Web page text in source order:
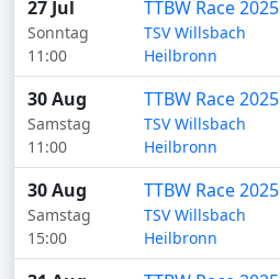
27 Jul
Sonntag
11:00
TTBW Race 2025
TSV Willsbach
Heilbronn
30 Aug
Samstag
11:00
TTBW Race 2025
TSV Willsbach
Heilbronn
30 Aug
Samstag
15:00
TTBW Race 2025
TSV Willsbach
Heilbronn